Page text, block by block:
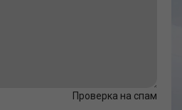
Проверка на спам